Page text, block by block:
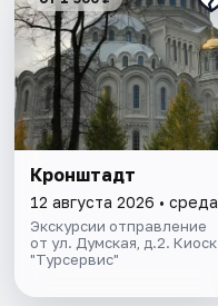
Кронштадт
12 августа 2026 • среда
Экскурсии отправление
от ул. Думская, д.2. Киоск
"Турсервис"